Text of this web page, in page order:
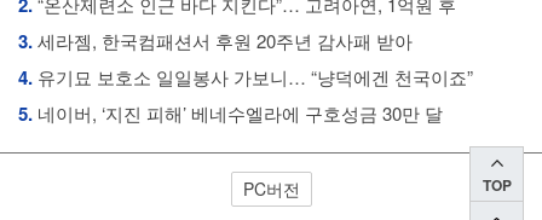
3.세라젬, 한국컴패션서 후원 20주년 감사패 받아
4. 유기묘 보호소 일일봉사 가보니… “냥덕에겐 천국이죠”
5. 네이버, ‘지진 피해’ 베네수엘라에 구호성금 30만 달
PC버전 TOP